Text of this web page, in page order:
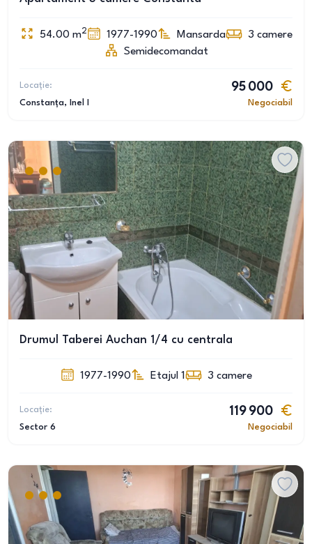
54.00 m2 1977-1990 Mansarda 3 camere
Semidecomandat
Locație:
Constanța, Inel I
95 000
Negociabil
Drumul Taberei Auchan 1/4 cu centrala
1977-1990 Etajul 1 3 camere
Locație:
Sector 6
119 900
Negociabil